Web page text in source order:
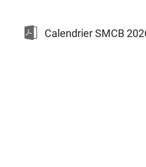
Calendrier SMCB